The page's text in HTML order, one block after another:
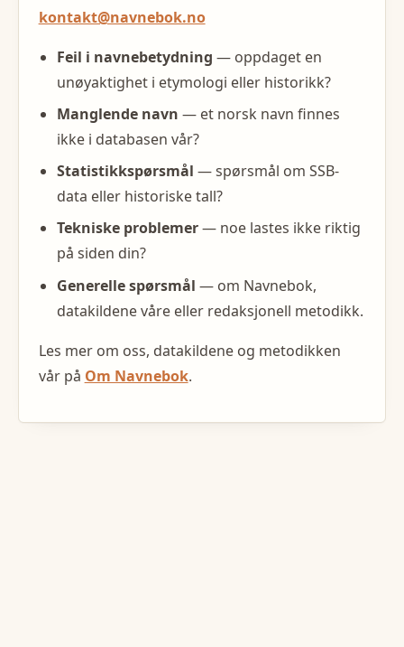
kontakt@navnebok.no
Feil i navnebetydning — oppdaget en
unøyaktighet i etymologi eller historikk?
Manglende navn — et norsk navn finnes
ikke i databasen vår?
Statistikkspørsmål — spørsmål om SSB-
data eller historiske tall?
Tekniske problemer— noe lastes ikke riktig
på siden din?
Generelle spørsmål — om Navnebok,
datakildene våre eller redaksjonell metodikk.
Les mer om oss, datakildene og metodikken
vår på Om Navnebok.